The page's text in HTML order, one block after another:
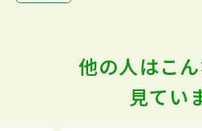
他の人はこ
見てい